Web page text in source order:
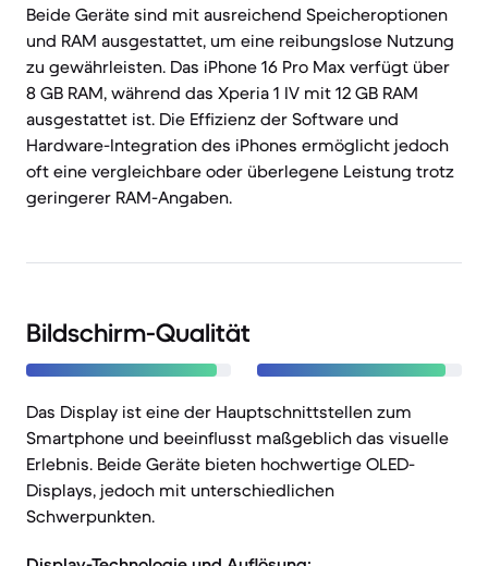
Beide Geräte sind mit ausreichend Speicheroptionen
und RAM ausgestattet, um eine reibungslose Nutzung
zu gewährleisten. Das iPhone 16 Pro Max verfügt über
8 GB RAM, während das Xperia 1 IV mit 12 GB RAM
ausgestattet ist. Die Effizienz der Software und
Hardware-Integration des iPhones ermöglicht jedoch
oft eine vergleichbare oder überlegene Leistung trotz
geringerer RAM-Angaben.
Bildschirm-Qualität
Das Display ist eine der Hauptschnittstellen zum
Smartphone und beeinflusst maßgeblich das visuelle
Erlebnis. Beide Geräte bieten hochwertige OLED-
Displays, jedoch mit unterschiedlichen
Schwerpunkten.